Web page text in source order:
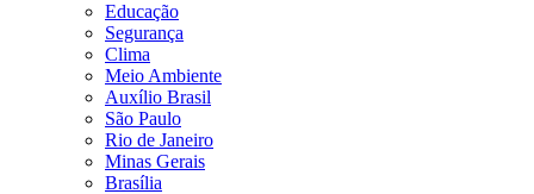
Educação
Segurança
Clima
Meio Ambiente
Auxílio Brasil
São Paulo
Rio de Janeiro
Minas Gerais
Brasília